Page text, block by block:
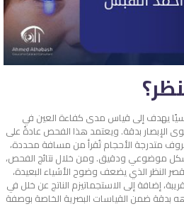
يهدف إلى قياس مدى كفاءة العين في
الإبصار بدقة. ويعتمد هذا الفحص عادةً على
متدرجة الأحجام تُقرأ من مسافة محددة،
موضوعي ودقيق. ومن خلال نتائج الفحص،
النظر الذي يضعف وضوح الأشياء البعيدة،
إضافة إلى الاستجماتيزم الناتج عن خلل في
بدقة ضمن القياسات البصرية الخاصة بوصفة